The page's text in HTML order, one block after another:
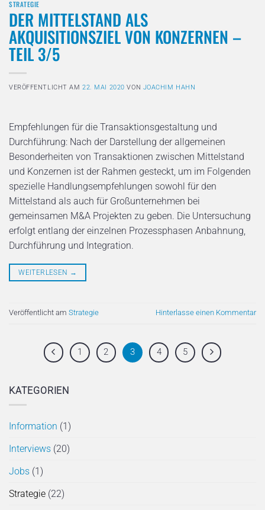
STRATEGIE
DER MITTELSTAND ALS
AKQUISITIONSZIEL VON KONZERNEN –
TEIL 3/5
VERÖFFENTLICHT AM22. MAI 2020 VON JOACHIM HAHN
Empfehlungen für die Transaktionsgestaltung und
Durchführung: Nach der Darstellung der allgemeinen
Besonderheiten von Transaktionen zwischen Mittelstand
und Konzernen ist der Rahmen gesteckt, um im Folgenden
spezielle Handlungsempfehlungen sowohl für den
Mittelstand als auch für Großunternehmen bei
gemeinsamen M&A Projekten zu geben. Die Untersuchung
erfolgt entlang der einzelnen Prozessphasen Anbahnung,
Durchführung und Integration.
WEITERLESEN →
Veröffentlicht am Strategie Hinterlasse einen Kommentar
1 2 3 4 5
KATEGORIEN
Information (1)
Interviews (20)
Jobs (1)
Strategie (22)